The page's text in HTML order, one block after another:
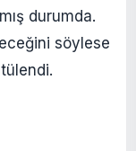
durumda.
söylese